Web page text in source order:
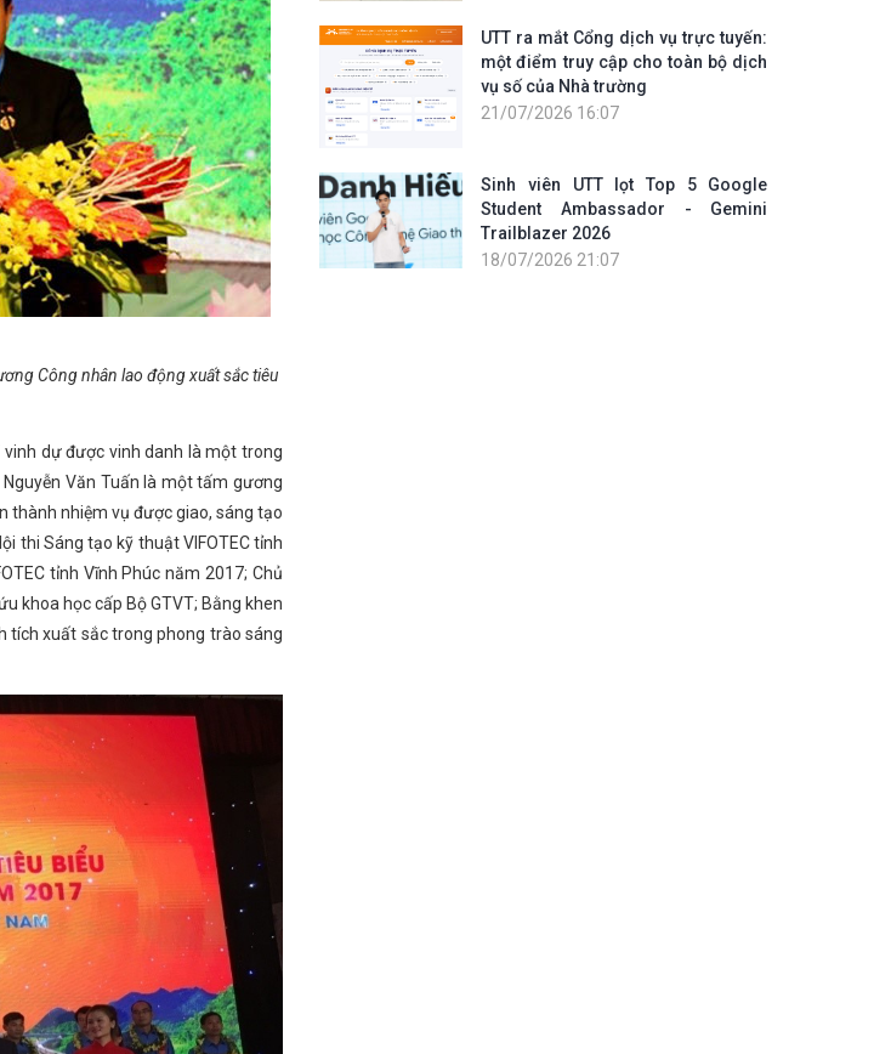
Côngnhân lao động xuất sắc tiêu
vinh dự được vinh danh là một trong
Văn Tuấn là một tấm gương
thành nhiệm vụ được giao, sáng tạo
thi Sáng tạo kỹ thuật VIFOTEC tỉnh
tỉnh Vĩnh Phúc năm 2017; Chủ
khoa học cấp Bộ GTVT; Bằng khen
tích xuất sắc trong phong trào sáng
UTT ra mắt Cổng dịch vụ trực tuyến:
một điểm truy cập cho toàn bộ dịch
vụ số của Nhà trường
21/07/2026 16:07
Sinh viên UTT lọt Top 5 Google
Student Ambassador - Gemini
Trailblazer 2026
18/07/2026 21:07